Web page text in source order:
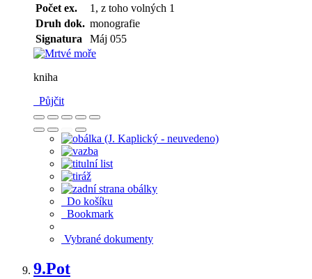
Počet ex.
1, z toho volných 1
Druh dok. monografie
Signatura
Máj 055
kniha
Půjčit
Do košíku
Bookmark
Vybrané dokumenty
9.Pot